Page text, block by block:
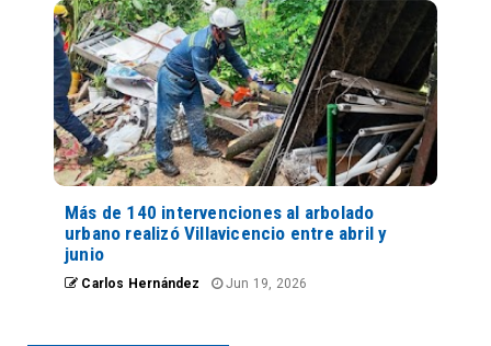
Más de 140 intervenciones al arbolado
urbano realizó Villavicencio entre abril y
junio
Carlos Hernández Jun 19, 2026